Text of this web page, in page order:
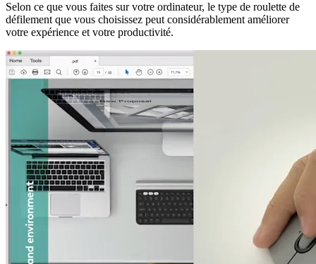
Selon ce que vous faites sur votre ordinateur, le type de roulette de
défilement que vous choisissez peut considérablement améliorer
votre expérience et votre productivité.